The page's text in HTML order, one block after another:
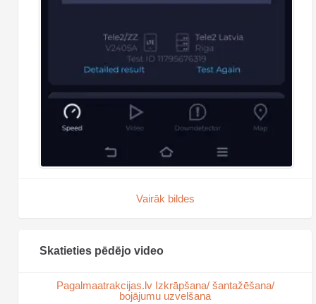
Vairāk bildes
Skatieties pēdējo video
Pagalmaatrakcijas.lv Izkrāpšana/ šantažēšana/
bojājumu uzvelšana